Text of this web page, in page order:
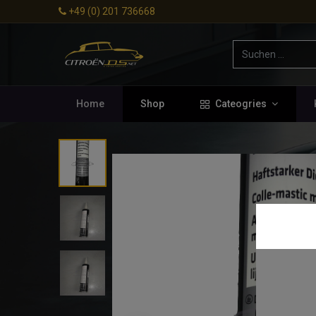
+49 (0) 201 736668
Home Shop Cateogries